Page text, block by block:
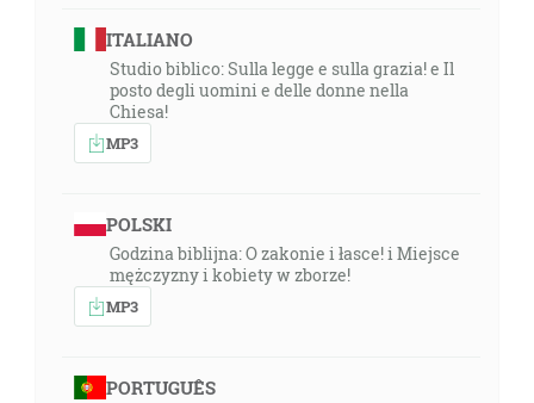
ITALIANO
Studio biblico: Sulla legge e sulla grazia! e Il
posto degli uomini e delle donne nella
Chiesa!
MP3
POLSKI
Godzina biblijna: O zakonie i łasce! i Miejsce
mężczyzny i kobiety w zborze!
MP3
PORTUGUÊS